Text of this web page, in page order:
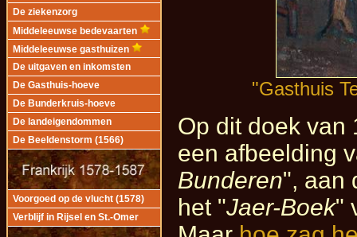
De ziekenzorg
Middeleeuwse bedevaarten
Middeleeuwse gasthuizen
De uitgaven en inkomsten
De Gasthuis-hoeve
De Bunderkruis-hoeve
De landeigendommen
De Beeldenstorm (1566)
Voorgoed op de vlucht (1578)
Verblijf in Rijsel en St.-Omer
"Gasthuis
Op dit doek van
een afbeelding
Bunderen", aan
het "Jaer-Boek"